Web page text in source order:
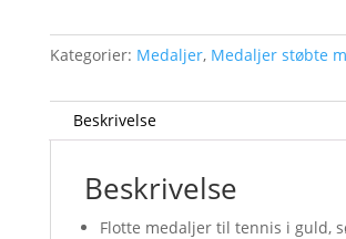
antal
Kategorier: Medaljer, Medaljer støbte
Beskrivelse
Beskrivelse
Flotte medaljer til tennis i guld,